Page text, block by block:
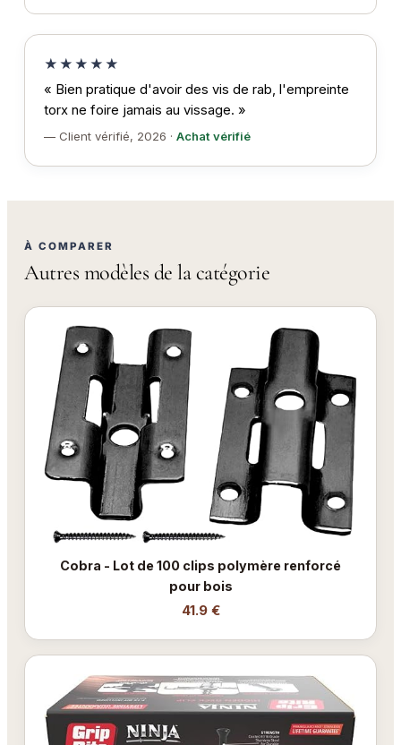
★★★★★
« Bien pratique d'avoir des vis de rab, l'empreinte
torx ne foire jamais au vissage. »
— Client vérifié, 2026 · Achat vérifié
À COMPARER
Autres modèles de la catégorie
Cobra - Lot de 100 clips polymère renforcé
pour bois
41.9 €